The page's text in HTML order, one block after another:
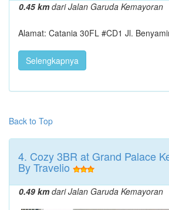
0.45 kmdari Jalan Garuda Kemayoran
Alamat: Catania 30FL #CD1 Jl.
Selengkapnya
Back to Top
4. Cozy 3BR at Grand Palace
By Travelio
0.49 kmdari Jalan Garuda Kemayoran